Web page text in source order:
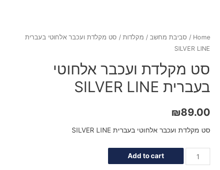
Home
/ סביבת מחשב / מקלדות / סט מקלדת ועכבר אלחוטי בעברית
SILVER LINE
סט מקלדת ועכבר אלחוטי
בעברית SILVER LINE
₪89.00
סט מקלדת ועכבר אלחוטי בעברית SILVER LINE
Add to cart